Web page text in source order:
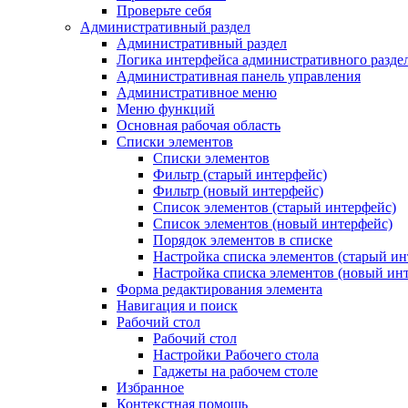
Проверьте себя
Административный раздел
Административный раздел
Логика интерфейса административного
Административная панель управления
Административное меню
Меню функций
Основная рабочая область
Списки элементов
Списки элементов
Фильтр (старый интерфейс)
Фильтр (новый интерфейс)
Список элементов (старый интерфейс)
Список элементов (новый интерфейс)
Порядок элементов в списке
Настройка списка элементов (старый
Настройка списка элементов (новый
Форма редактирования элемента
Навигация и поиск
Рабочий стол
Рабочий стол
Настройки Рабочего стола
Гаджеты на рабочем столе
Избранное
Контекстная помощь